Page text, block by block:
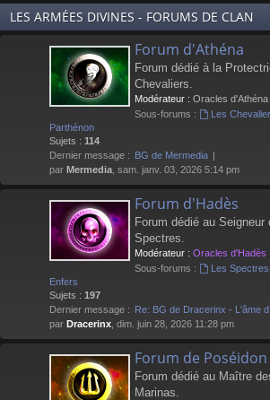
LES ARMÉES DIVINES - FORUMS DE CLAN
Forum d'Athéna
Forum dédié à la
Chevaliers.
Modérateur : Oracles d'Athéna
Sous-forums :
Les
Parthénon
Sujets : 114
Dernier message : BG de Mermedia
par Mermedia , sam. janv. 03, 2026 5:14 pm
Forum d'Hadès
Forum dédié au
Spectres.
Modérateur : Oracles d'Hadès
Sous-forums :
Les
Enfers
Sujets : 197
Dernier message : Re: BG de Dracerinx - L'âme
par Dracerinx , dim. juin 28, 2026 11:28 pm
Forum de Poséidon
Forum dédié au Maître
Marinas.